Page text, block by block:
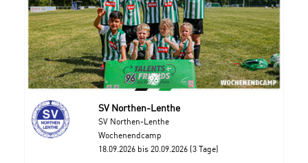
SV Northen-Lenthe
SV Northen-Lenthe
Wochenendcamp
18.09.2026 bis 20.09.2026 (3 Tage)